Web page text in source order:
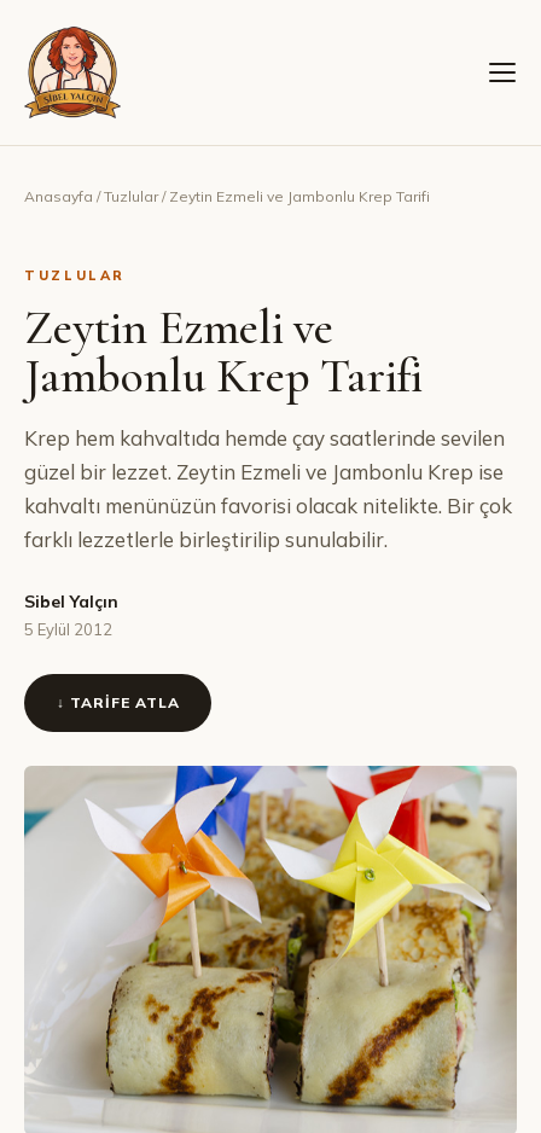
Anasayfa /Tuzlular/ Zeytin Ezmeli ve Jambonlu Krep Tarifi
TUZLULAR
Zeytin Ezmeli ve
Jambonlu Krep Tarifi
Krep hem kahvaltıda hemde çay saatlerinde sevilen
güzel bir lezzet. Zeytin Ezmeli ve Jambonlu Krep ise
kahvaltı menünüzün favorisi olacak nitelikte. Bir çok
farklı lezzetlerle birleştirilip sunulabilir.
Sibel Yalçın
5 Eylül 2012
↓ TARIFE ATLA